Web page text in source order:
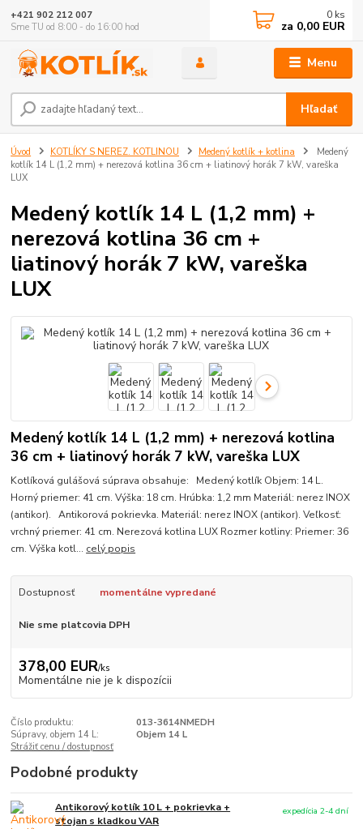
Menu
Hľadať
+421 902 212 007
Sme TU od 8:00 - do 16:00 hod
0 ks
za 0,00 EUR
Úvod KOTLÍKY S NEREZ. KOTLINOU Medený kotlík + kotlina
Medený
kotlík 14 L (1,2 mm) + nerezová kotlina 36 cm + liatinový horák 7 kW, vareška
LUX
Medený kotlík 14 L (1,2 mm) +
nerezová kotlina 36 cm +
liatinový horák 7 kW, vareška
LUX
Medený kotlík 14 L (1,2 mm) + nerezová kotlina
36 cm + liatinový horák 7 kW, vareška LUX
Kotlíková gulášová súprava obsahuje: Medený kotlík Objem: 14 L.
Horný priemer: 41 cm. Výška: 18 cm. Hrúbka: 1,2 mm Materiál: nerez INOX
(antikor). Antikorová pokrievka. Materiál: nerez INOX (antikor). Veľkosť:
vrchný priemer: 41 cm. Nerezová kotlina LUX Rozmer kotliny: Priemer: 36
cm. Výška kotl... celý popis
Dostupnosť momentálne vypredané
Nie sme platcovia DPH
378,00 EUR/ks
Momentálne nie je k dispozícii
Číslo produktu:
013-3614NMEDH
Súpravy, objem 14 L:
Objem 14 L
Strážiť cenu / dostupnosť
Podobné produkty
Antikorový kotlík 10 L + pokrievka +
stojan s kladkou VAR
expedícia 2-4 dní